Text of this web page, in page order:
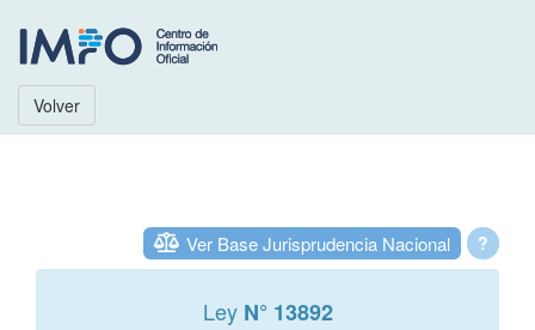
Volver
?
Ver Base Jurisprudencia Nacional
Ley N° 13892